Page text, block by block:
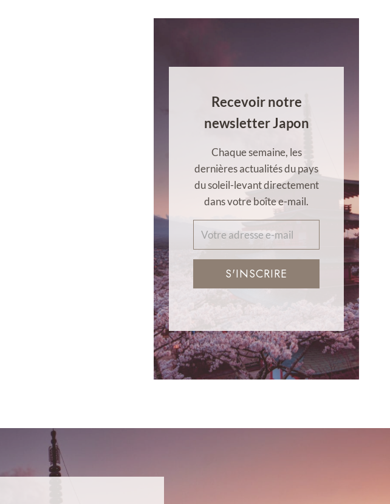
Recevoir notre
newsletter Japon
Chaque semaine, les
dernières actualités du pays
du soleil-levant directement
dans votre boîte e-mail.
S'INSCRIRE